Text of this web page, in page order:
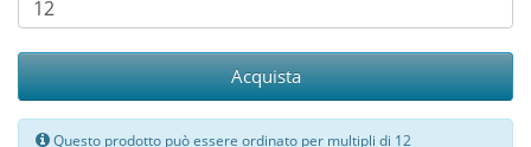
Acquista
Questo prodotto può essere ordinato per multipli di 12